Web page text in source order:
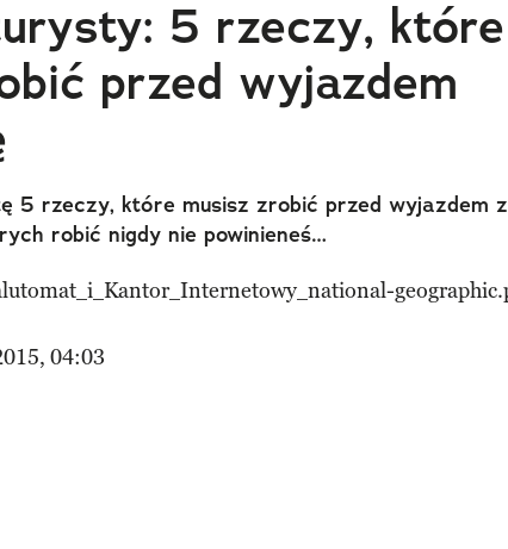
5 rzeczy, które
przed wyjazdem
5 rzeczy, które musisz zrobić przed wyjazdem z
robić nigdy nie powinieneś…
04:03